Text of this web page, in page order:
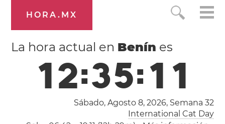
HORA.MX
La hora actual en Benín es
12:35:1 2
Sábado, Agosto 8, 2026, Semana 32
International Cat Day